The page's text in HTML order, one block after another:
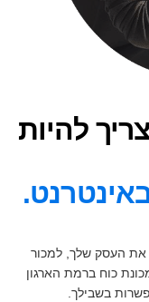
להיות
את העסק שלך, למכור
כוח ברמת הארגון
בשבילך.